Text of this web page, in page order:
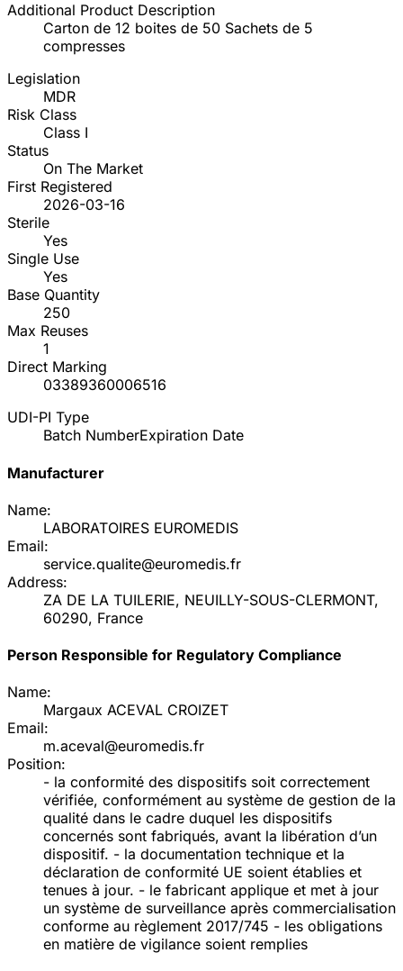
Additional Product Description
Carton de 12 boites de 50 Sachets de 5
compresses
Legislation
MDR
Risk Class
Class I
Status
On The Market
First Registered
2026-03-16
Sterile
Yes
Single Use
Yes
Base Quantity
250
Max Reuses
1
Direct Marking
03389360006516
UDI-PI Type
Batch NumberExpiration Date
Manufacturer
Name:
LABORATOIRES EUROMEDIS
Email:
service.qualite@euromedis.fr
Address:
ZA DE LA TUILERIE, NEUILLY-SOUS-CLERMONT,
60290, France
Person Responsible for Regulatory Compliance
Name:
Margaux ACEVAL CROIZET
Email:
m.aceval@euromedis.fr
Position:
- la conformité des dispositifs soit correctement
vérifiée, conformément au système de gestion de la
qualité dans le cadre duquel les dispositifs
concernés sont fabriqués, avant la libération d’un
dispositif. - la documentation technique et la
déclaration de conformité UE soient établies et
tenues à jour. - le fabricant applique et met à jour
un système de surveillance après commercialisation
conforme au règlement 2017/745 - les obligations
en matière de vigilance soient remplies